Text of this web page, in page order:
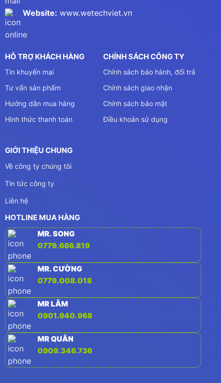
Website: www.wetechviet.vn
HỖ TRỢ KHÁCH HÀNG
Tin khuyến mại
Tư vấn sản phẩm
Hướng dẫn mua hàng
Hình thức thanh toán
CHÍNH SÁCH CÔNG TY
Chính sách bảo hành, đổi trả
Chính sách giao nhận
Chính sách bảo mật
Điều khoản sử dụng
GIỚI THIỆU CHUNG
Về công ty chúng tôi
Tin tức công ty
Liên hệ
HOTLINE MUA HÀNG
MR. SONG
0779.686.819
MR. CƯỜNG
0779.008.018
MR LÂM
0901.940.968
MR QUÂN
0909.346.736